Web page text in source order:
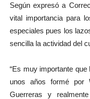
Según expresó a
vital importancia para
especiales pues los
sencilla la actividad del
“Es muy importante
unos años formé por
Guerreras y